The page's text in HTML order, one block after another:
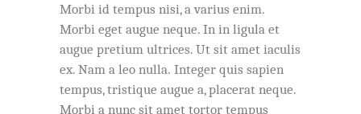
Morbi id tempus nisi, a varius enim.
Morbi eget augue neque. In in ligula et
augue pretium ultrices. Ut sit amet iaculis
ex. Nam a leo nulla. Integer quis sapien
tempus, tristique augue a, placerat neque.
Morbi a nunc sit amet tortor tempus